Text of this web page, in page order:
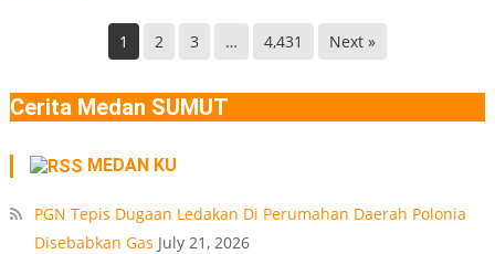
Ledakan
Rumah
Medan
1 2 3 … 4,431 Next »
Cerita Medan SUMUT
MEDAN KU
PGN Tepis Dugaan Ledakan Di Perumahan Daerah Polonia
Disebabkan Gas July 21, 2026